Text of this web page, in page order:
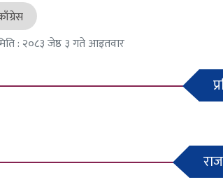
: २०८३ जेष्ठ ३ गते आइतवार